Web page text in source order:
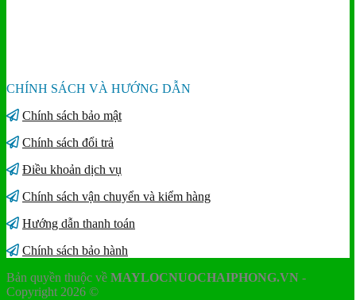
CHÍNH SÁCH VÀ HƯỚNG DẪN
Chính sách bảo mật
Chính sách đổi trả
Điều khoản dịch vụ
Chính sách vận chuyển và kiểm hàng
Hướng dẫn thanh toán
Chính sách bảo hành
Bản quyền thuộc về MAYLOCNUOCHAIPHONG.VN -
Copyright 2026 ©